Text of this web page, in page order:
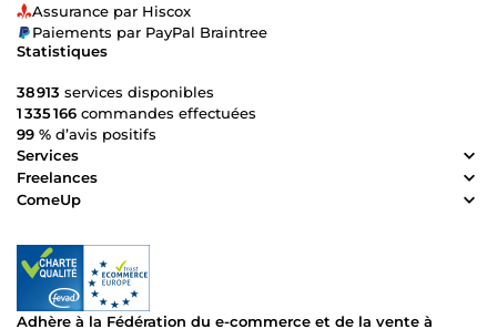
Assurance par Hiscox
Paiements par PayPal Braintree
Statistiques
38 913 services disponibles
1 335 166 commandes effectuées
99 % d’avis positifs
Services
Freelances
ComeUp
Adhère à la Fédération du e-commerce et de la vente à